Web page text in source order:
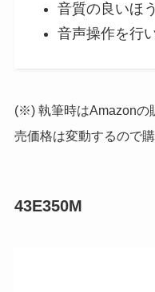
音質の良いほ
音声操作を行
(※) 執筆時はAmazonの
売価格は変動するので
43E350M